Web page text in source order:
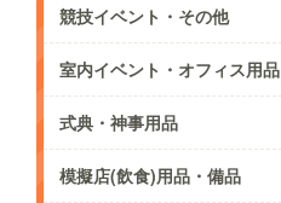
競技イベント・その他
室内イベント・オフィス用品
式典・神事用品
模擬店(飲食)用品・備品